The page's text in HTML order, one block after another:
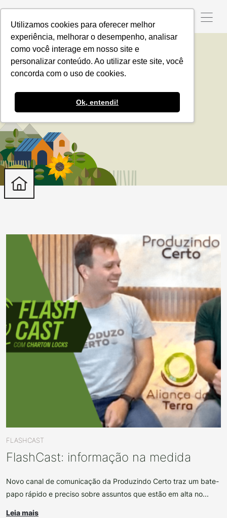
Utilizamos cookies para oferecer melhor
experiência, melhorar o desempenho, analisar
como você interage em nosso site e
personalizar conteúdo. Ao utilizar este site, você
concorda com o uso de cookies.
Ok, entendi!
ChatGPT
FLASHCAST
FlashCast: informação na medida
Novo canal de comunicação da Produzindo Certo traz um bate-
papo rápido e preciso sobre assuntos que estão em alta no...
Leia mais